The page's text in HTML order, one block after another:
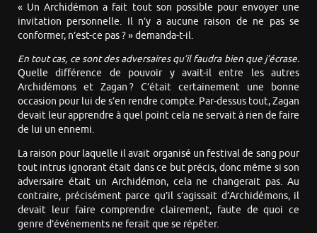
« Un Archidémon a fait tout son possible pour envoyer une
invitation personnelle. Il n’y a aucune raison de ne pas se
conformer, n’est-ce pas ? » demanda-t-il.
En tout cas, ce sont des adversaires qu’il faudra bien que j’écrase.
Quelle différence de pouvoir y avait-il entre les autres
Archidémons et Zagan ? C’était certainement une bonne
occasion pour lui de s’en rendre compte. Par-dessus tout, Zagan
devait leur apprendre à quel point cela ne servait à rien de faire
de lui un ennemi.
La raison pour laquelle il avait organisé un festival de sang pour
tout intrus ignorant était dans ce but précis, donc même si son
adversaire était un Archidémon, cela ne changerait pas. Au
contraire, précisément parce qu’il s’agissait d’Archidémons, il
devait leur faire comprendre clairement, faute de quoi ce
genre d’événements ne ferait que se répéter.